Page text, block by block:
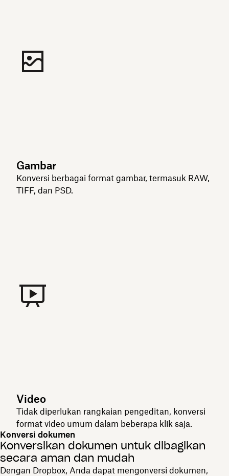
Gambar
Konversi berbagai format gambar, termasuk RAW,
TIFF, dan PSD.
Video
Tidak diperlukan rangkaian pengeditan, konversi
format video umum dalam beberapa klik saja.
Konversi dokumen
Konversikan dokumen untuk dibagikan
secara aman dan mudah
Dengan Dropbox, Anda dapat mengonversi dokumen,